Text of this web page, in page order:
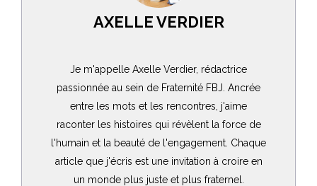
AXELLE VERDIER
Je m'appelle Axelle Verdier, rédactrice
passionnée au sein de Fraternité FBJ. Ancrée
entre les mots et les rencontres, j'aime
raconter les histoires qui révèlent la force de
l'humain et la beauté de l'engagement. Chaque
article que j'écris est une invitation à croire en
un monde plus juste et plus fraternel.